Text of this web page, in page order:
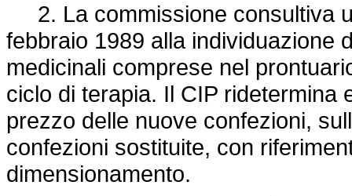
2. La commissione consultiva
febbraio 1989 alla individuazione
medicinali comprese nel
ciclo di terapia. Il CIP
prezzo delle nuove confezioni,
confezioni sostituite, con
dimensionamento.